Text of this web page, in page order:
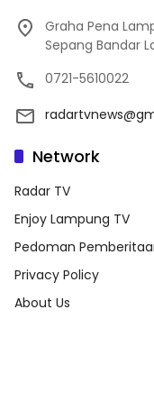
Graha Pena
Sepang Bandar
0721-5610022
Network
Radar TV
Enjoy Lampung TV
Pedoman
Privacy Policy
About Us